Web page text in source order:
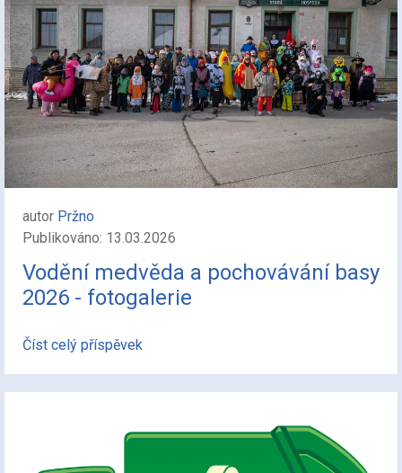
autor Pržno
Publikováno: 13.03.2026
Vodění medvěda a pochovávání basy
2026 - fotogalerie
Číst celý příspěvek